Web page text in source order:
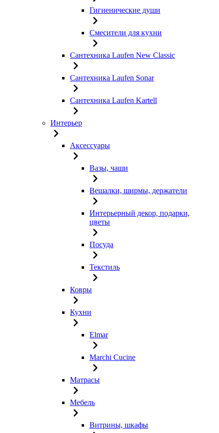
Гигиенические души
Смесители для кухни
Сантехника Laufen New Classic
Сантехника Laufen Sonar
Сантехника Laufen Kartell
Интерьер
Аксессуары
Вазы, чаши
Вешалки, ширмы, держатели
Интерьерный декор, подарки,
цветы
Посуда
Текстиль
Ковры
Кухни
Elmar
Marchi Cucine
Матрасы
Мебель
Витрины, шкафы